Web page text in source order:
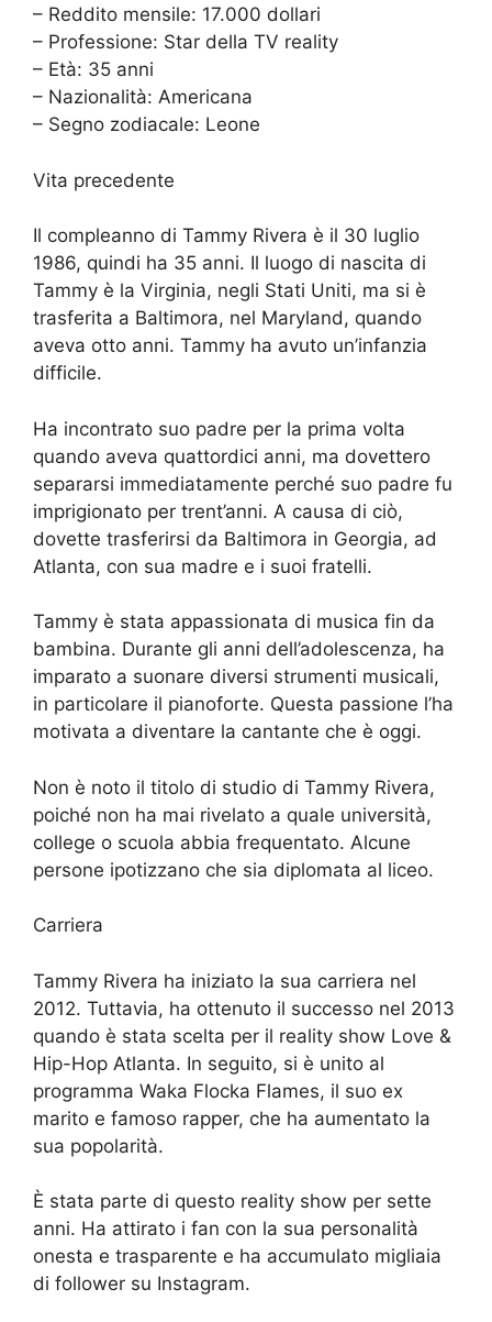
– Reddito mensile: 17.000 dollari
– Professione: Star della TV reality
– Età: 35 anni
– Nazionalità: Americana
– Segno zodiacale: Leone
Vita precedente
Il compleanno di Tammy Rivera è il 30 luglio
1986, quindi ha 35 anni. Il luogo di nascita di
Tammy è la Virginia, negli Stati Uniti, ma si è
trasferita a Baltimora, nel Maryland, quando
aveva otto anni. Tammy ha avuto un’infanzia
difficile.
Ha incontrato suo padre per la prima volta
quando aveva quattordici anni, ma dovettero
separarsi immediatamente perché suo padre fu
imprigionato per trent’anni. A causa di ciò,
dovette trasferirsi da Baltimora in Georgia, ad
Atlanta, con sua madre e i suoi fratelli.
Tammy è stata appassionata di musica fin da
bambina. Durante gli anni dell’adolescenza, ha
imparato a suonare diversi strumenti musicali,
in particolare il pianoforte. Questa passione l’ha
motivata a diventare la cantante che è oggi.
Non è noto il titolo di studio di Tammy Rivera,
poiché non ha mai rivelato a quale università,
college o scuola abbia frequentato. Alcune
persone ipotizzano che sia diplomata al liceo.
Carriera
Tammy Rivera ha iniziato la sua carriera nel
2012. Tuttavia, ha ottenuto il successo nel 2013
quando è stata scelta per il reality show Love &
Hip-Hop Atlanta. In seguito, si è unito al
programma Waka Flocka Flames, il suo ex
marito e famoso rapper, che ha aumentato la
sua popolarità.
È stata parte di questo reality show per sette
anni. Ha attirato i fan con la sua personalità
onesta e trasparente e ha accumulato migliaia
di follower su Instagram.